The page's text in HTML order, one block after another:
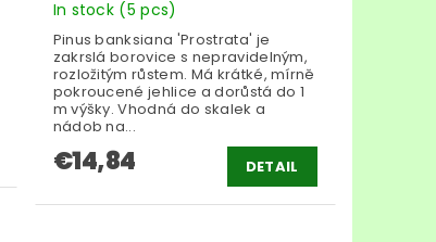
In stock (5 pcs)
Pinus banksiana 'Prostrata' je
zakrslá borovice s nepravidelným,
rozložitým růstem. Má krátké, mírně
pokroucené jehlice a dorůstá do 1
m výšky. Vhodná do skalek a
nádob na...
€14,84 DETAIL